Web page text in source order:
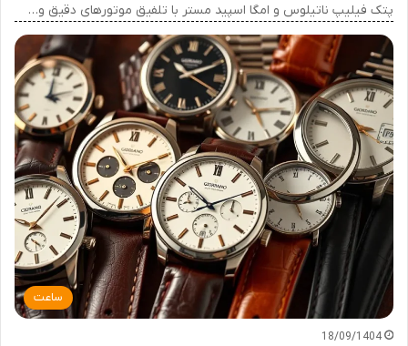
پتک فیلیپ ناتیلوس و امگا اسپید مستر با تلفیق موتورهای دقیق و…
ساعت
18/09/1404